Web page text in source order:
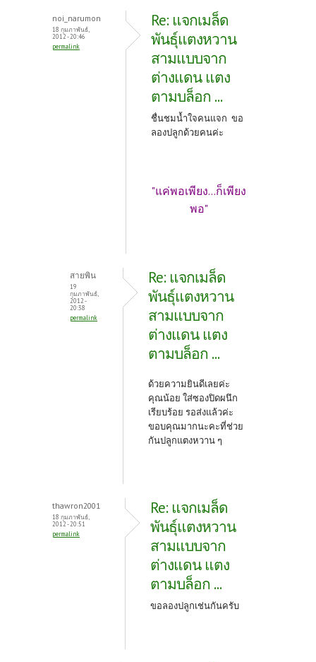
noi_narumon
18 กุมภาพันธ์,
2012 - 20:46
permalink
Re: แจกเมล็ด
พันธุ์แตงหวาน
สามแบบจาก
ต่างแดน แตง
ตามบล็อก ...
ชื่นชมน้ำใจคนแจก ขอ
ลองปลูกด้วยคนค่ะ
"แค่พอเพียง...ก็เพียง
พอ"
สายพิน
19
กุมภาพันธ์,
2012 -
20:38
permalink
Re: แจกเมล็ด
พันธุ์แตงหวาน
สามแบบจาก
ต่างแดน แตง
ตามบล็อก ...
ด้วยความยินดีเลยค่ะ
คุณน้อย ใส่ซองปิดผนึก
เรียบร้อย รอส่งแล้วค่ะ
ขอบคุณมากนะคะที่ช่วย
กันปลูกแตงหวาน ๆ
thawron2001
18 กุมภาพันธ์,
2012 - 20:51
permalink
Re: แจกเมล็ด
พันธุ์แตงหวาน
สามแบบจาก
ต่างแดน แตง
ตามบล็อก ...
ขอลองปลูกเช่นกันครับ